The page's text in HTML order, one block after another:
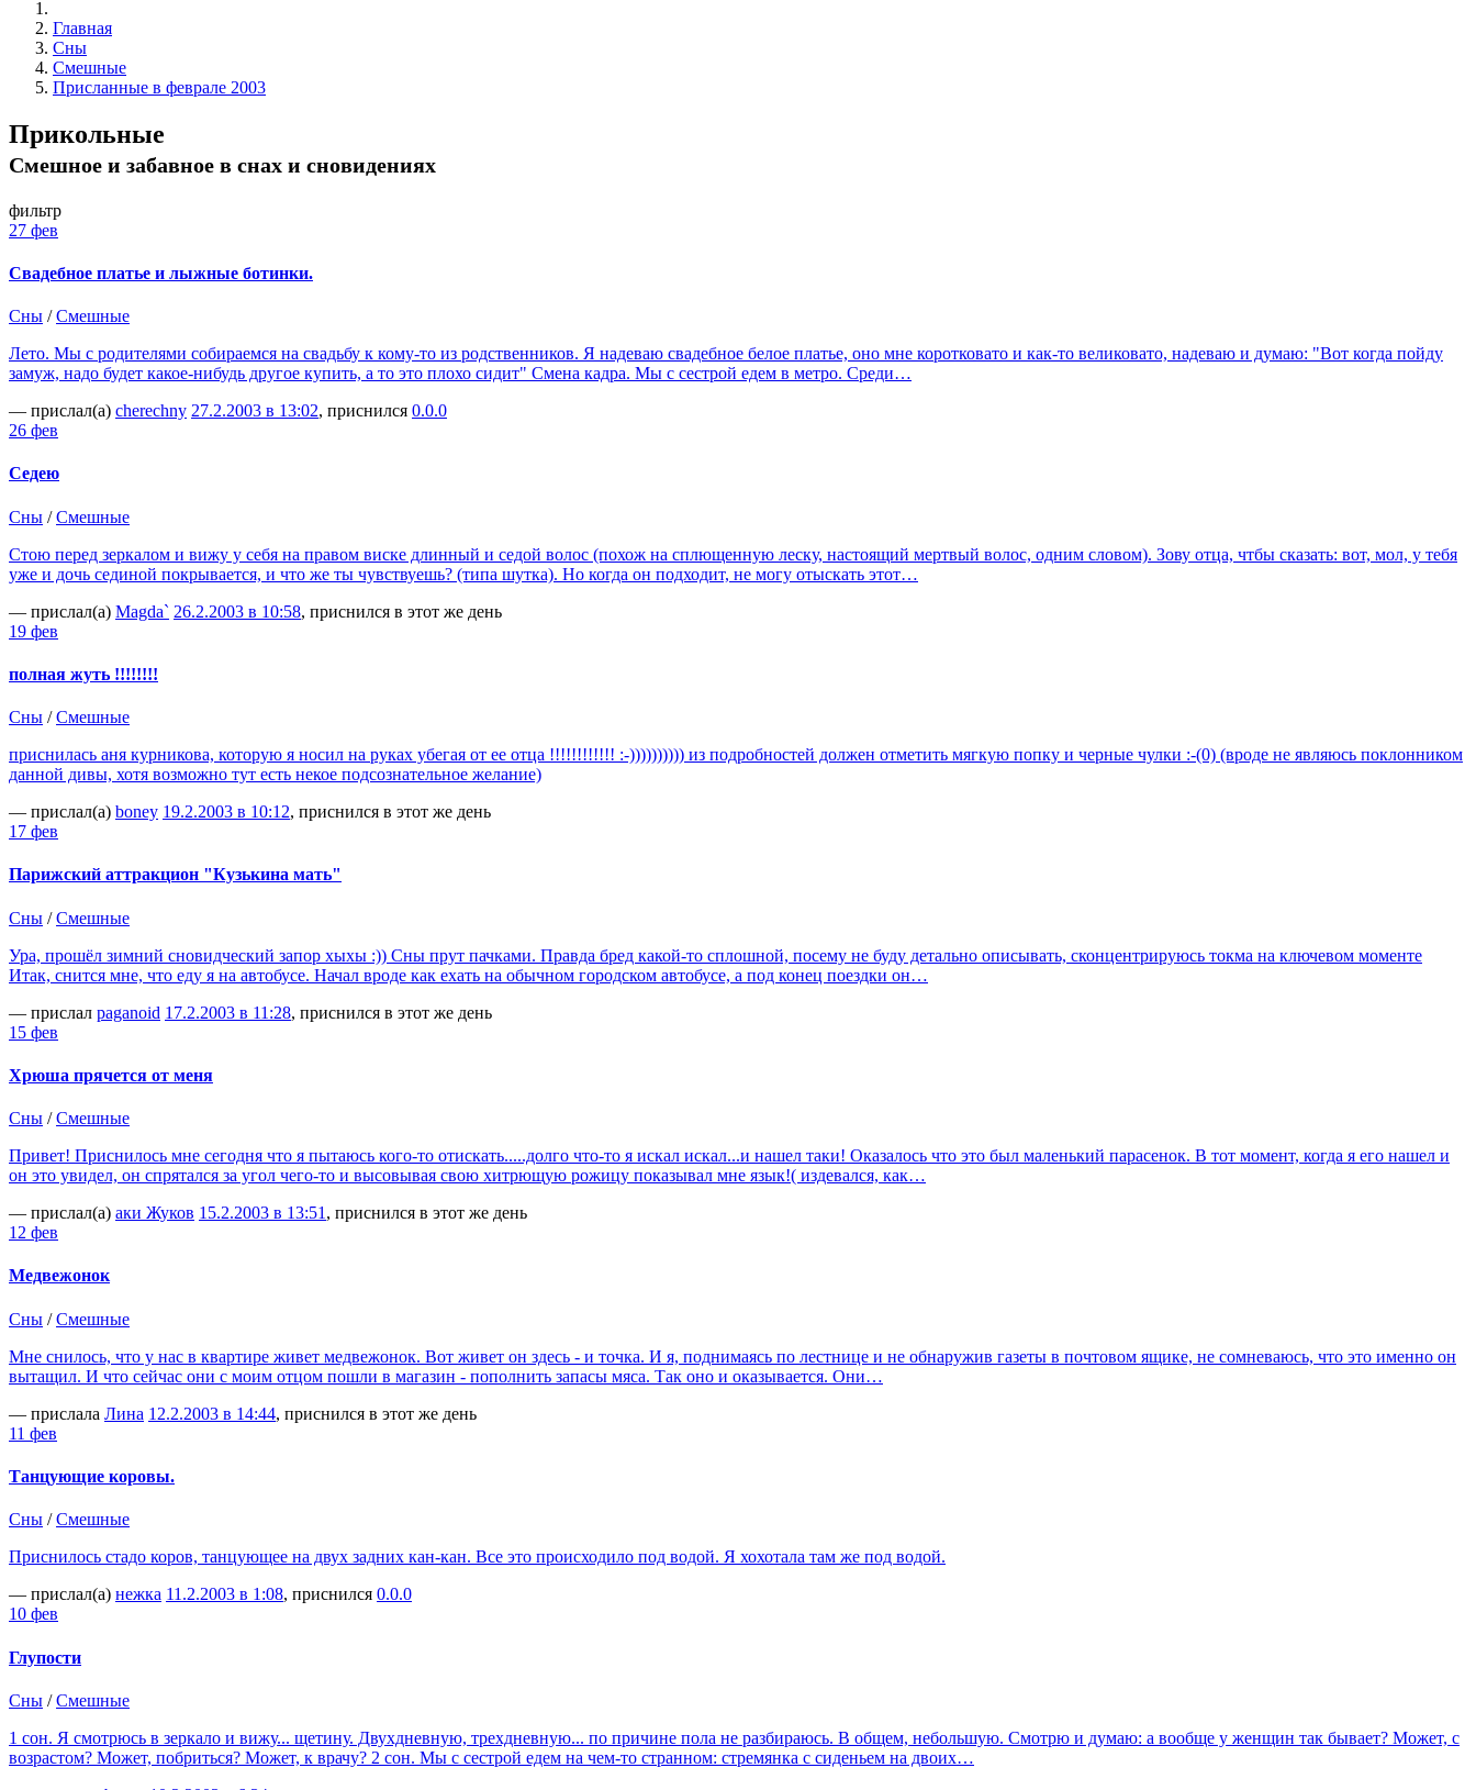
Главная
Сны
Смешные
Присланные в феврале 2003
Прикольные
Смешное и забавное в снах и сновидениях
фильтр
27 фев
Свадебное платье и лыжные ботинки.
Сны /Смешные
Лето. Мы с родителями собираемся на свадьбу к кому-то из родственников. Я надеваю свадебное белое платье, оно мне коротковато и как-то великовато, надеваю и думаю: "Вот когда пойду
замуж, надо будет какое-нибудь другое купить, а то это плохо сидит" Смена кадра. Мы с сестрой едем в метро. Среди…
— прислал(а) cherechny 27.2.2003 в 13:02, приснился 0.0.0
26 фев
Седею
Сны /Смешные
Стою перед зеркалом и вижу у себя на правом виске длинный и седой волос (похож на сплющенную леску, настоящий мертвый волос, одним словом). Зову отца, чтбы сказать: вот, мол, у тебя
уже и дочь сединой покрывается, и что же ты чувствуешь? (типа шутка). Но когда он подходит, не могу отыскать этот…
— прислал(а) Magda` 26.2.2003 в 10:58, приснился в этот же день
19 фев
полная жуть !!!!!!!!
Сны /Смешные
приснилась аня курникова, которую я носил на руках убегая от ее отца !!!!!!!!!!!! :-)))))))))) из подробностей должен отметить мягкую попку и черные чулки :-(0) (вроде не являюсь поклонником
данной дивы, хотя возможно тут есть некое подсознательное желание)
— прислал(а) boney 19.2.2003 в 10:12, приснился в этот же день
17 фев
Парижский аттракцион "Кузькина мать"
Сны /Смешные
Ура, прошёл зимний сновидческий запор хыхы :)) Сны прут пачками. Правда бред какой-то сплошной, посему не буду детально описывать, сконцентрируюсь токма на ключевом моменте
Итак, снится мне, что еду я на автобусе. Начал вроде как ехать на обычном городском автобусе, а под конец поездки он…
— прислал paganoid 17.2.2003 в 11:28, приснился в этот же день
15 фев
Хрюша прячется от меня
Сны /Смешные
Привет! Приснилось мне сегодня что я пытаюсь кого-то отискать.....долго что-то я искал искал...и нашел таки! Оказалось что это был маленький парасенок. В тот момент, когда я его нашел и
он это увидел, он спрятался за угол чего-то и высовывая свою хитрющую рожицу показывал мне язык!( издевался, как…
— прислал(а) аки Жуков 15.2.2003 в 13:51 , приснился в этот же день
12 фев
Медвежонок
Сны /Смешные
Мне снилось, что у нас в квартире живет медвежонок. Вот живет он здесь - и точка. И я, поднимаясь по лестнице и не обнаружив газеты в почтовом ящике, не сомневаюсь, что это именно он
вытащил. И что сейчас они с моим отцом пошли в магазин - пополнить запасы мяса. Так оно и оказывается. Они…
— прислала Лина 12.2.2003 в 14:44, приснился в этот же день
11 фев
Танцующие коровы.
Сны /Смешные
Приснилось стадо коров, танцующее на двух задних кан-кан. Все это происходило под водой. Я хохотала там же под водой.
— прислал(а) нежка 11.2.2003 в 1:08, приснился 0.0.0
10 фев
Глупости
Сны /Смешные
1 сон. Я смотрюсь в зеркало и вижу... щетину. Двухдневную, трехдневную... по причине пола не разбираюсь. В общем, небольшую. Смотрю и думаю: а вообще у женщин так бывает? Может, с
возрастом? Может, побриться? Может, к врачу? 2 сон. Мы с сестрой едем на чем-то странном: стремянка с сиденьем на двоих…